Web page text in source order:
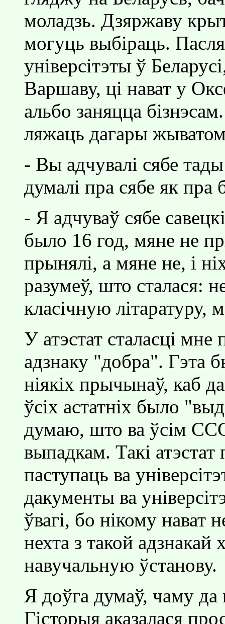
моладзь. Дзяржаву
могуць выбiраць.
унiверсiтэты ў
Варшаву, цi нават у
альбо заняцца
ляжаць дагары
- Вы адчувалi сябе
думалi пра сябе як пра
- Я адчуваў сябе
было 16 год, мяне не
прынялi, а мяне не, i
разумеў, што сталася:
класiчную лiтаратуру,
У атэстат сталасцi мне
адзнаку "добра". Гэта
нiякiх прычынаў, каб
ўсiх астатнiх было
думаю, што ва ўсiм
выпадкам. Такi атэстат
паступаць ва
дакументы ва
ўвагi, бо нiкому нават
нехта з такой
навучальную ўстанову.
Я доўга думаў, чаму да
Гiсторыя аказалася